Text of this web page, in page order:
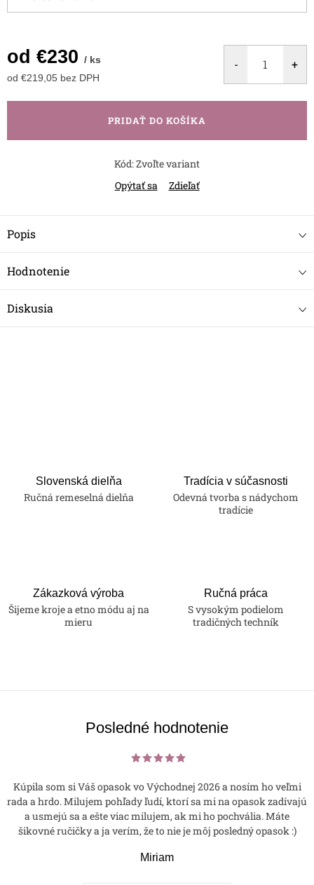
od €230 / ks
od €219,05 bez DPH
cena:
PRIDAŤ DO KOŠÍKA
Kód:Zvoľte variant
Opýtať sa
Zdieľať
Popis
Hodnotenie
Diskusia
Slovenská dielňa
Ručná remeselná dielňa
Tradícia v súčasnosti
Odevná tvorba s nádychom
tradície
Zákazková výroba
Šijeme kroje a etno módu aj na
mieru
Ručná práca
S vysokým podielom
tradičných techník
Posledné hodnotenie
Kúpila som si Váš opasok vo Východnej 2026 a nosím ho veľmi
rada a hrdo. Milujem pohľady ľudí, ktorí sa mi na opasok zadívajú
a usmejú sa a ešte viac milujem, ak mi ho pochvália. Máte
šikovné ručičky a ja verím, že to nie je môj posledný opasok :)
Miriam